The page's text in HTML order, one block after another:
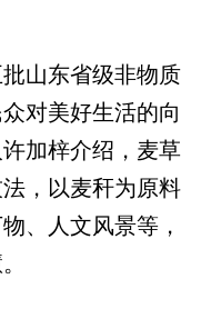
山东省级非物质
对美好生活的向
加梓介绍，麦草
，以麦秆为原料
、人文风景等，